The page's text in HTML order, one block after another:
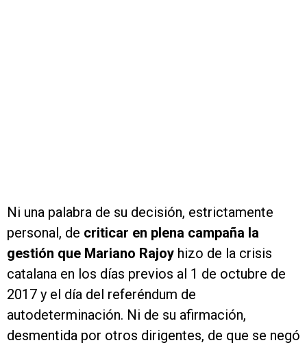
Ni una palabra de su decisión, estrictamente
personal, de criticar en plena campaña la
gestión que Mariano Rajoy hizo de la crisis
catalana en los días previos al 1 de octubre de
2017 y el día del referéndum de
autodeterminación. Ni de su afirmación,
desmentida por otros dirigentes, de que se negó